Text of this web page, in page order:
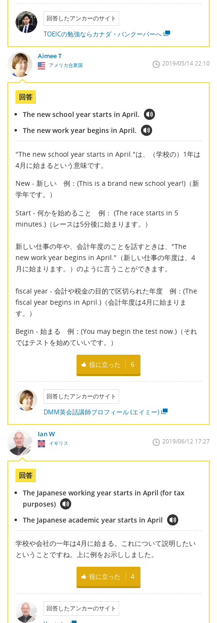
回答したアンカーのサイト
TOEICの勉強ならカナダ・バンクーバーへ
Aimee T
アメリカ合衆国 2019/05/14 22:10
回答
The new school year starts in April.
The new work year begins in April.
"The new school year starts in April."は、（学校の）1年は
4月に始まるという意味です。
New - 新しい 例：(This is a brand new school year!)（新
学年です。）
Start - 何かを始めること 例： (The race starts in 5
minutes.)（レースは5分後に始まります。）
新しい仕事の年や、会計年度のことを話すときは、"The
new work year begins in April."（新しい仕事の年度は、4
月に始まります。）のように言うことができます。
fiscal year - 会計や税金の目的で区切られた年度 例：(The
fiscal year begins in April.)（会計年度は4月に始まりま
す。）
Begin - 始まる 例：(You may begin the test now.)（それ
ではテストを始めていいです。）
役に立った 6
回答したアンカーのサイト
DMM英会話講師プロフィール (エイミー)
Ian W
イギリス 2019/06/12 17:27
回答
The Japanese working year starts in April (for tax
purposes)
The Japanese academic year starts in April
学校や会社の一年は4月に始まる。これについて説明したい
ということですね。上に例をお示ししました。
役に立った 4
回答したアンカーのサイト